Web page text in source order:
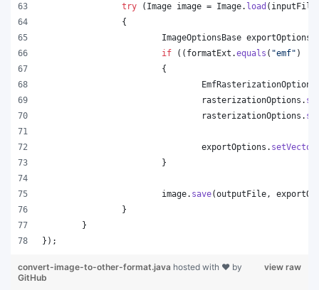
try ( Image image = Image. load ( inputFile
		{
ImageOptionsBase exportOptions
if (( formatExt .equals ( "emf" )
			{
EmfRasterizationOptions
rasterizationOptions .
rasterizationOptions .
exportOptions .
			}
image. save(outputFile ,
		}
	}
});
view raw
convert-image-to-other-format.java hosted with ❤ by
GitHub